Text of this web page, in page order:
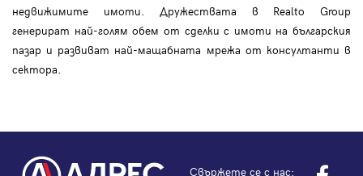
недвижимите имоти. Дружествата в Realto Group
генерират най-голям обем от сделки с имоти на българския
пазар и развиват най-мащабната мрежа от консултанти в
сектора.
Свържете се с нас: